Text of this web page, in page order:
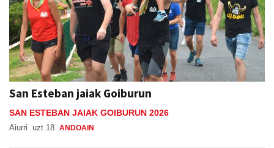
San Esteban jaiak Goiburun
SAN ESTEBAN JAIAK GOIBURUN 2026
Aiurri uzt 18 ANDOAIN